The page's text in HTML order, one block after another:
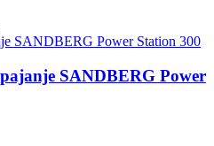
SANDBERG Power